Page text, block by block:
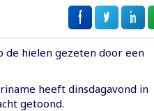
de hielen gezeten door een
heeft dinsdagavond in
getoond.